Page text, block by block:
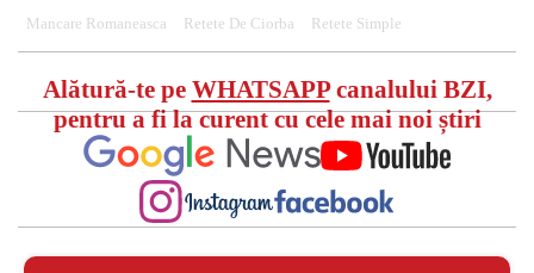
Mancare Romaneasca Retete De Ciorba Retete Simple
Alătură-te pe WHATSAPPcanalului BZI,
pentru a fi la curent cu cele mai noi știri